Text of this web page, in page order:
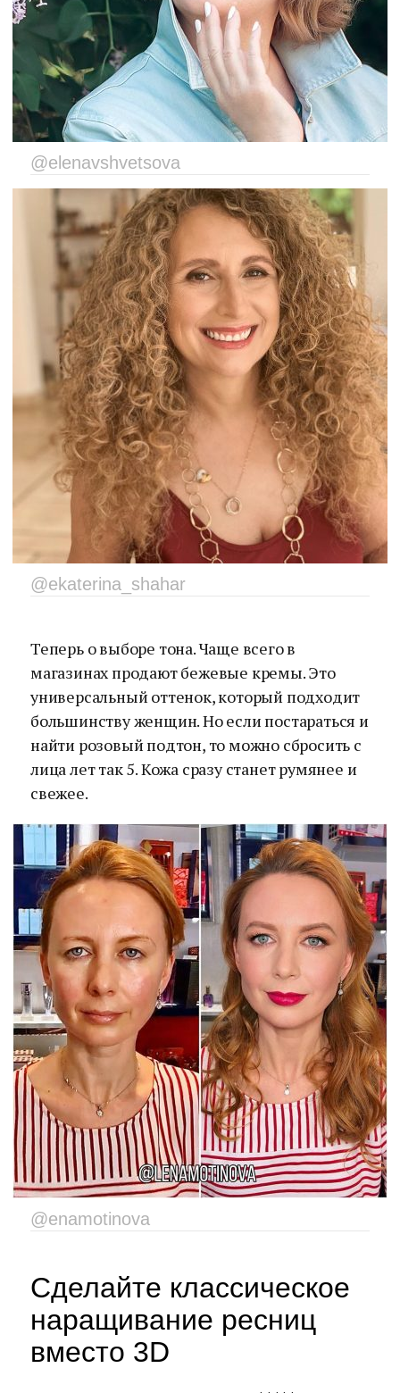
@elenavshvetsova
@ekaterina_shahar
Теперь о выборе тона. Чаще всего в
магазинах продают бежевые кремы. Это
универсальный оттенок, который подходит
большинству женщин. Но если постараться и
найти розовый подтон, то можно сбросить с
лица лет так 5. Кожа сразу станет румянее и
свежее.
@enamotinova
Сделайте классическое
наращивание ресниц
вместо 3D